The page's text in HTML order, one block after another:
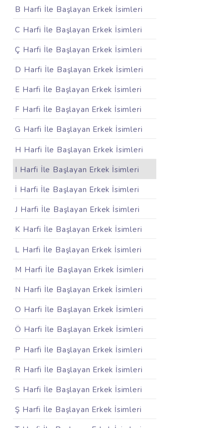
B Harfi İle Başlayan Erkek İsimleri
C Harfi İle Başlayan Erkek İsimleri
Ç Harfi İle Başlayan Erkek İsimleri
D Harfi İle Başlayan Erkek İsimleri
E Harfi İle Başlayan Erkek İsimleri
F Harfi İle Başlayan Erkek İsimleri
G Harfi İle Başlayan Erkek İsimleri
H Harfi İle Başlayan Erkek İsimleri
I Harfi İle Başlayan Erkek İsimleri
İ Harfi İle Başlayan Erkek İsimleri
J Harfi İle Başlayan Erkek İsimleri
K Harfi İle Başlayan Erkek İsimleri
L Harfi İle Başlayan Erkek İsimleri
M Harfi İle Başlayan Erkek İsimleri
N Harfi İle Başlayan Erkek İsimleri
O Harfi İle Başlayan Erkek İsimleri
Ö Harfi İle Başlayan Erkek İsimleri
P Harfi İle Başlayan Erkek İsimleri
R Harfi İle Başlayan Erkek İsimleri
S Harfi İle Başlayan Erkek İsimleri
Ş Harfi İle Başlayan Erkek İsimleri